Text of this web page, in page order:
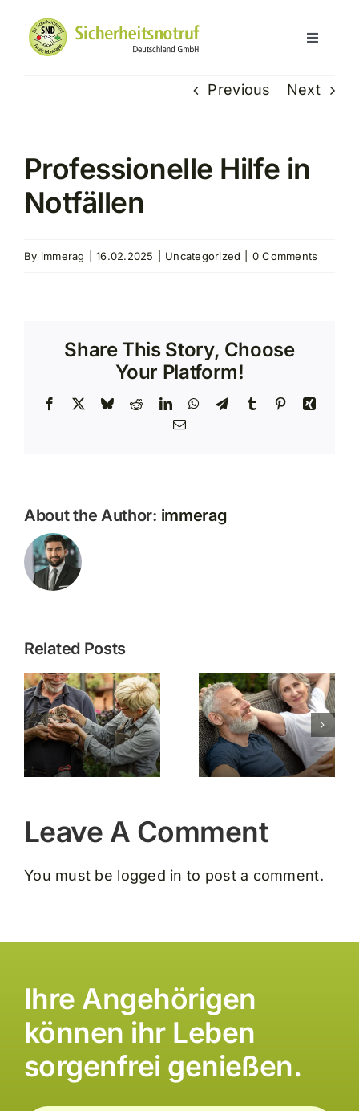
content
Toggle
Previous Next
Professionelle Hilfe in
Notfällen
By immerag 16.02.2025 Uncategorized 0 Comments
Share This Story, Choose
Your Platform!
Facebook BlueskyRedditLinkedInWhatsApp
TelegramTumblr PinterestXing
Email
About the Author: immerag
Related Posts
Mehr
Sicherheit
für
Angehörige
24/7
Sicherheit
im Alltag
Leave A Comment
You must be logged in to post a comment.
Ihre Angehörigen
können ihr Leben
sorgenfrei genießen.